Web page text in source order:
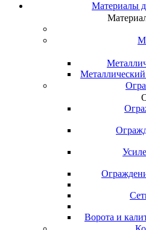
Материалы
Ворота и